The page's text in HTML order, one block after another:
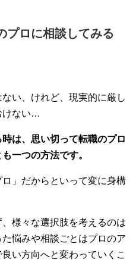
プロに相談してみる
い、けれど、現実的に厳し
けない…
は、思い切って転職のプロ
一つの方法です。
」だからといって変に身構
様々な選択肢を考えるのは
悩みや相談ごとはプロのア
い方向へと変わっていくこ